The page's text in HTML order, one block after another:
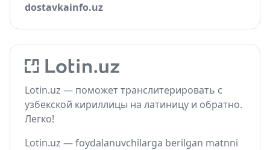
dostavkainfo.uz
Lotin.uz — поможет транслитерировать с
узбекской кириллицы на латиницу и обратно.
Легко!
Lotin.uz — foydalanuvchilarga berilgan matnni